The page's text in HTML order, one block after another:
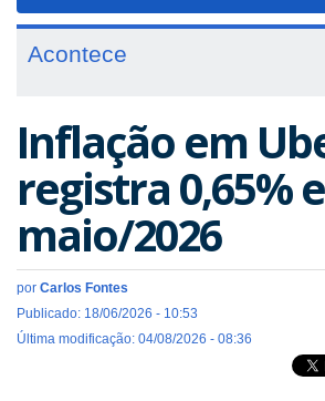
Acontece
Inflação em
registra 0,65%
maio/2026
por Carlos Fontes
Publicado: 18/06/2026 - 10:53
Última modificação: 04/08/2026 - 08:36